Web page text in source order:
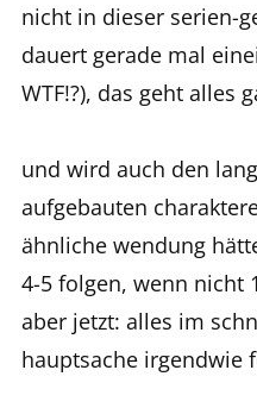
nicht in dieser serien-
dauert gerade mal
WTF!?), das geht alles
und wird auch den
aufgebauten
ähnliche wendung
4-5 folgen, wenn nicht
aber jetzt: alles im
hauptsache irgendwie